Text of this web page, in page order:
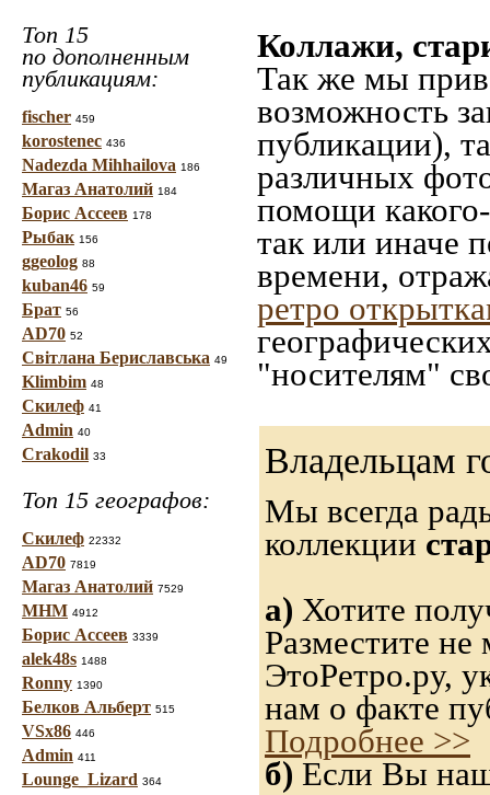
Топ 15
по дополненным
публикациям:
fischer 459
korostenec 436
Nadezda Mihhailova 186
Магаз Анатолий 184
Борис Ассеев 178
Рыбак 156
ggeolog 88
kuban46 59
Брат 56
AD70 52
Світлана Бериславська 49
Klimbim 48
Скилеф 41
Admin 40
Crakodil 33
Топ 15 географов:
Скилеф 22332
AD70 7819
Магаз Анатолий 7529
МНМ 4912
Борис Ассеев 3339
alek48s 1488
Ronny 1390
Белков Альберт 515
VSx86 446
Admin 411
Lounge_Lizard 364
Коллажи,
Так же мы
возможность
публикации),
различных
помощи
так или иначе
времени,
ретро
"носителям"
Владельцам
Мы всегда
коллекции
а) Хотите
Разместите
ЭтоРетро.ру,
нам о факте
Подробнее >>
б) Если Вы